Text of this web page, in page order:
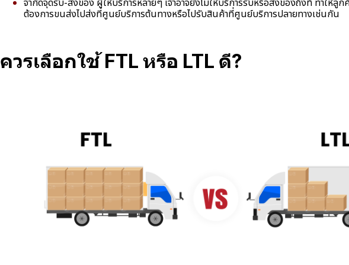
จำกัดจุดรับ-ส่งของ ผู้ให้บริการหลายๆ เจ้าอาจยังไม่ให้บริการรับหรือส่งของถึงที่ ทำให้ลู
ต้องการขนส่งไปส่งที่ศูนย์บริการต้นทางหรือไปรับสินค้าที่ศูนย์บริการปลายทางเช่นกัน
ควรเลือกใช้ FTL หรือ LTL ดี?